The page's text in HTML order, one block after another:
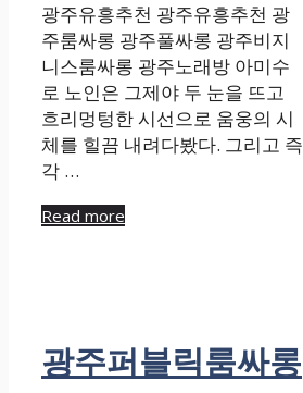
광주유흥추천 광주유흥추천 광
주룸싸롱 광주풀싸롱 광주비지
니스룸싸롱 광주노래방 아미수
로 노인은 그제야 두 눈을 뜨고
흐리멍텅한 시선으로 움웅의 시
체를 힐끔 내려다봤다. 그리고 즉
각 …
Read more
광주퍼블릭룸싸롱